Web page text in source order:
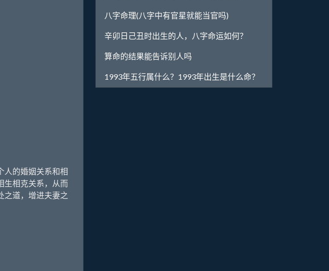
的婚姻关系和相
生相克关系，从而
之道，增进夫妻之
八字命理(八字中有官星就能当官吗)
辛卯日己丑时出生的人，八字命运如何？
算命的结果能告诉别人吗
1993年五行属什么？1993年出生是什么命？